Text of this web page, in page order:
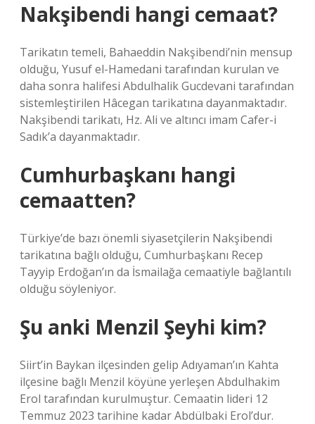
Nakşibendi hangi cemaat?
Tarikatın temeli, Bahaeddin Nakşibendi’nin mensup
olduğu, Yusuf el-Hamedani tarafından kurulan ve
daha sonra halifesi Abdulhalik Gucdevani tarafından
sistemleştirilen Hâcegan tarikatına dayanmaktadır.
Nakşibendi tarikatı, Hz. Ali ve altıncı imam Cafer-i
Sadık’a dayanmaktadır.
Cumhurbaşkanı hangi
cemaatten?
Türkiye’de bazı önemli siyasetçilerin Nakşibendi
tarikatına bağlı olduğu, Cumhurbaşkanı Recep
Tayyip Erdoğan’ın da İsmailağa cemaatiyle bağlantılı
olduğu söyleniyor.
Şu anki Menzil Şeyhi kim?
Siirt’in Baykan ilçesinden gelip Adıyaman’ın Kahta
ilçesine bağlı Menzil köyüne yerleşen Abdulhakim
Erol tarafından kurulmuştur. Cemaatin lideri 12
Temmuz 2023 tarihine kadar Abdülbaki Erol’dur.